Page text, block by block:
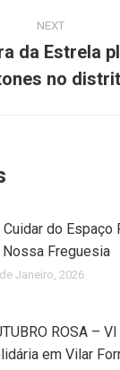
NEXT
da Estrela
no
Cuidar do Espaço
Nossa Freguesia
Janeiro, 2026
ROSA –
em Vilar